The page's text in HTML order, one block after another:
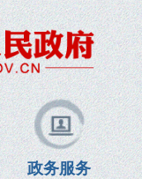
政务服务